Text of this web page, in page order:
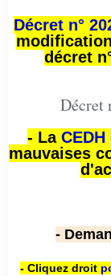
Décret n°
décret
Décret
- La CEDH
mauvaises
-
- Cliquez droit